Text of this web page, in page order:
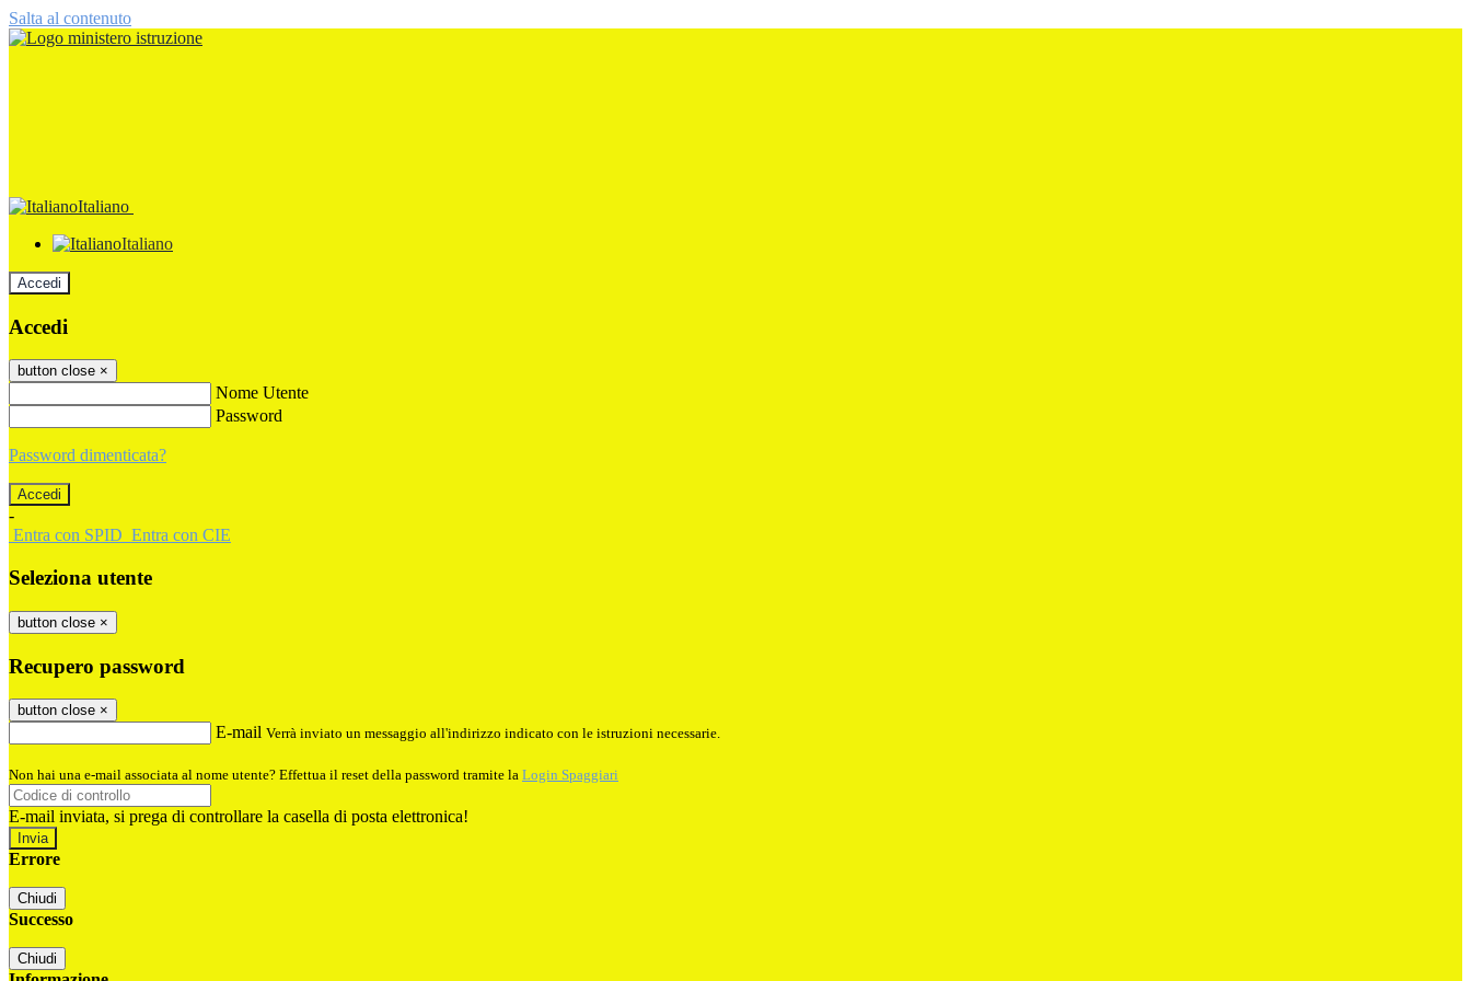
Salta al contenuto
Italiano
Italiano
Accedi
Accedi
button close ×
Nome Utente
Password
Password dimenticata?
-
Entra con SPID Entra con CIE
Seleziona utente
button close ×
Recupero password
button close ×
E-mail Verrà inviato un messaggio all'indirizzo indicato con le istruzioni necessarie.
Non hai una e-mail associata al nome utente? Effettua il reset della password tramite la Login Spaggiari
E-mail inviata, si prega di controllare la casella di posta elettronica!
Errore
Chiudi
Successo
Chiudi